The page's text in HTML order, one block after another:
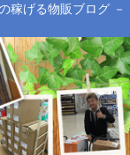
稼げる物販ブログ －